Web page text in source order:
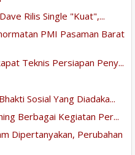
Rilis Single "Kuat",...
PMI Pasaman Barat
Teknis Persiapan Peny...
Sosial Yang Diadaka...
Berbagai Kegiatan Per...
Dipertanyakan, Perubahan